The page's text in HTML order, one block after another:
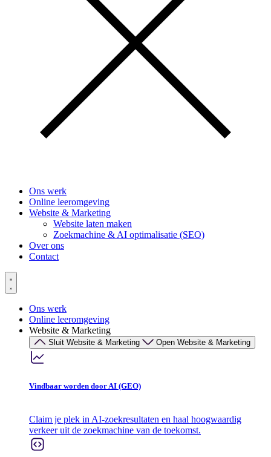
Ons werk
Online leeromgeving
Website & Marketing
Website laten maken
Zoekmachine & AI optimalisatie (SEO)
Over ons
Contact
Ons werk
Online leeromgeving
Website & Marketing
Sluit Website & Marketing Open Website & Marketing
Vindbaar worden door AI (GEO)
Claim je plek in AI-zoekresultaten en haal hoogwaardig
verkeer uit de zoekmachine van de toekomst.